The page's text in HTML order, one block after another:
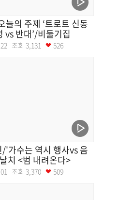
늘의 주제 ‘트로트 신동
vs 반대’/비둘기집
조회 3,131 526
'가수는 역시 행사vs 음
치 <범 내려온다>
조회 3,370 509